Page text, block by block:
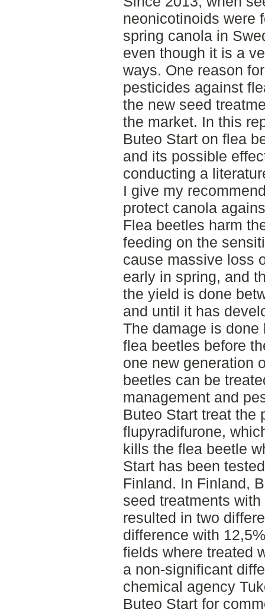
neonicotinoids were
spring canola in
even though it is a
ways. One reason
pesticides against
the new seed
the market. In this
Buteo Start on flea
and its possible
conducting a
I give my
protect canola
Flea beetles harm
feeding on the
cause massive loss
early in spring, and
the yield is done
and until it has
The damage is
flea beetles before
one new generation
beetles can be
management and
Buteo Start treat the
flupyradifurone,
kills the flea beetle
Start has been
Finland. In Finland,
seed treatments
resulted in two
difference with
fields where treated
a non-significant
chemical agency
Buteo Start for